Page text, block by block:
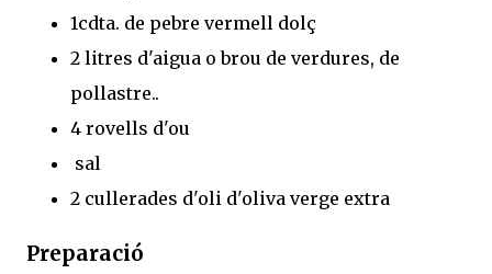
1cdta. de pebre vermell dolç
2 litres d'aigua o brou de verdures, de
pollastre..
4 rovells d'ou
sal
2 cullerades d'oli d'oliva verge extra
Preparació